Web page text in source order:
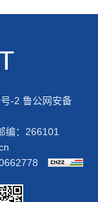
-2 鲁公网安备
编：266101